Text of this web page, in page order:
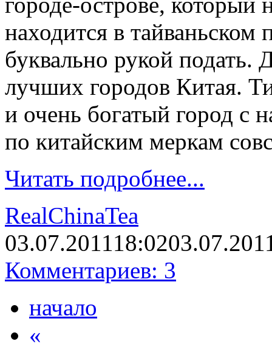
находится в
буквально рукой
лучших городов Китая.
и очень богатый город с
по китайским меркам
Читать подробнее...
RealChinaTea
03.07.201118:02
Комментариев: 3
начало
«